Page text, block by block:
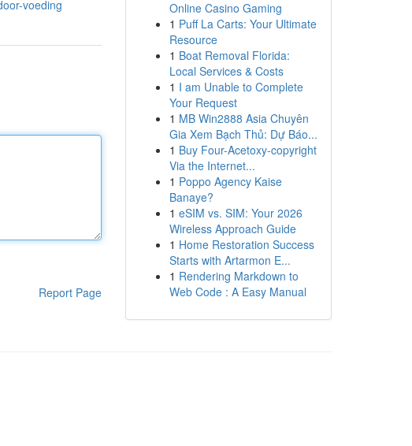
voeding
Report Page
Online Casino Gaming
1 Puff La Carts: Your Ultimate
Resource
1 Boat Removal Florida:
Local Services & Costs
1 I am Unable to Complete
Your Request
1 MB Win2888 Asia Chuyên
Gia Xem Bạch Thủ: Dự Báo...
1 Buy Four-Acetoxy-copyright
Via the Internet...
1 Poppo Agency Kaise
Banaye?
1 eSIM vs. SIM: Your 2026
Wireless Approach Guide
1 Home Restoration Success
Starts with Artarmon E...
1 Rendering Markdown to
Web Code : A Easy Manual